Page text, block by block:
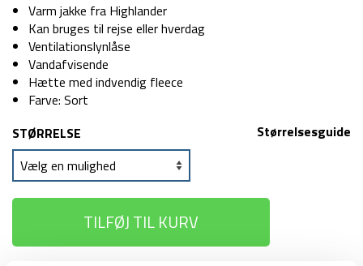
Varm jakke fra Highlander
Kan bruges til rejse eller hverdag
Ventilationslynlåse
Vandafvisende
Hætte med indvendig fleece
Farve: Sort
Størrelsesguide
STØRRELSE
TILFØJ TIL KURV